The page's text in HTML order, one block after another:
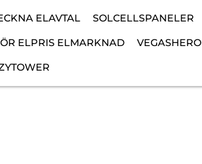
ELAVTAL SOLCELLSPANELER
ELPRIS ELMARKNAD VEGASHERO